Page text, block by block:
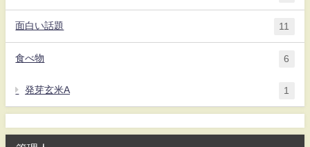
面白い話題 11
食べ物 6
発芽玄米A 1